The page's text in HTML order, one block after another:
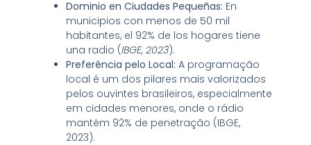
Dominio en Ciudades Pequeñas: En
municipios con menos de 50 mil
habitantes, el 92% de los hogares tiene
una radio (IBGE, 2023).
Preferência pelo Local: A programação
local é um dos pilares mais valorizados
pelos ouvintes brasileiros, especialmente
em cidades menores, onde o rádio
mantém 92% de penetração (IBGE,
2023).